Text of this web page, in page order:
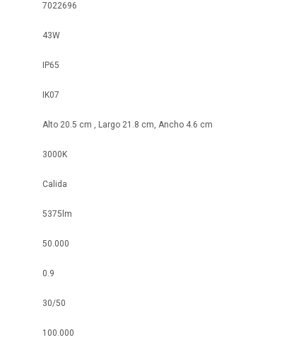
7022696
43W
IP65
IK07
Alto 20.5 cm , Largo 21.8 cm, Ancho 4.6 cm
3000K
Calida
5375lm
50.000
0.9
30/50
100.000